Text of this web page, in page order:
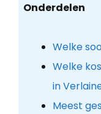
Onderdelen
Welke
Welke
in
Meest